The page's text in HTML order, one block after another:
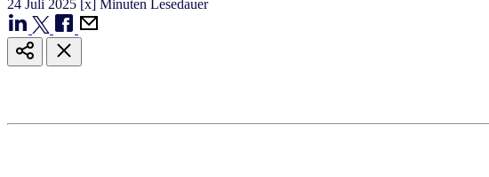
24 Juli 2025 [x] Minuten Lesedauer